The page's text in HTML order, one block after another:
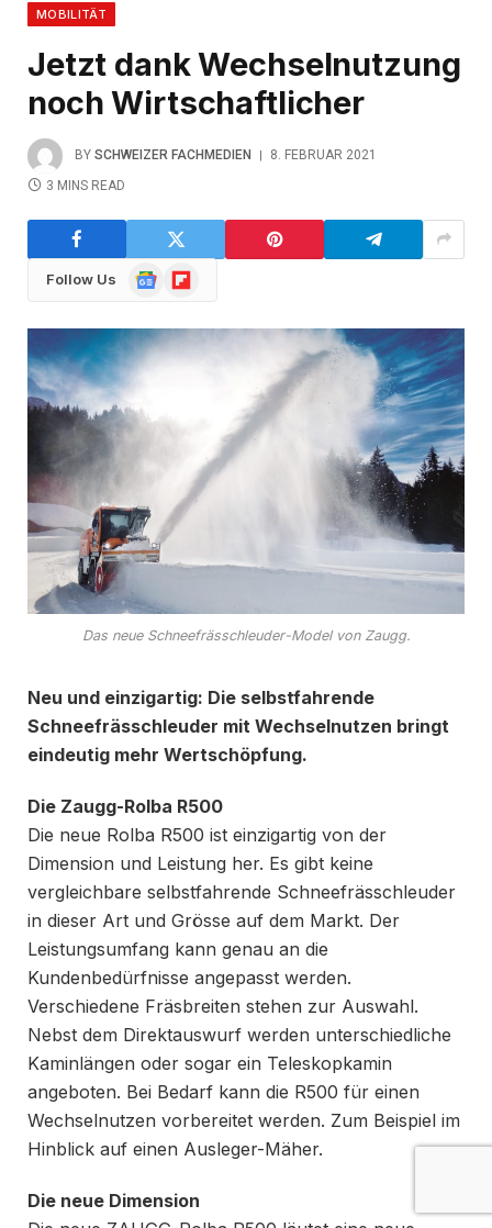
MOBILITÄT
Jetzt dank Wechselnutzung
noch Wirtschaftlicher
BY SCHWEIZER FACHMEDIEN
8. FEBRUAR 2021
3 MINS READ
Follow Us
GoogleFlipboard
Das neue Schneefrässchleuder-Model von Zaugg.
Neu und einzigartig: Die selbstfahrende
Schneefrässchleuder mit Wechselnutzen bringt
eindeutig mehr Wertschöpfung.
Die Zaugg-Rolba R500
Die neue Rolba R500 ist einzigartig von der
Dimension und Leistung her. Es gibt keine
vergleichbare selbstfahrende Schneefrässchleuder
in dieser Art und Grösse auf dem Markt. Der
Leistungsumfang kann genau an die
Kundenbedürfnisse angepasst werden.
Verschiedene Fräsbreiten stehen zur Auswahl.
Nebst dem Direktauswurf werden unterschiedliche
Kaminlängen oder sogar ein Teleskopkamin
angeboten. Bei Bedarf kann die R500 für einen
Wechselnutzen vorbereitet werden. Zum Beispiel im
Hinblick auf einen Ausleger-Mäher.
Die neue Dimension